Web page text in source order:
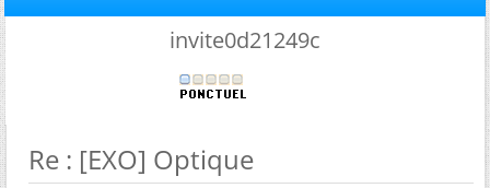
invite0d21249c
Re : [EXO] Optique